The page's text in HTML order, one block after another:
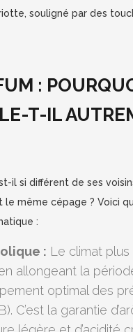
souligné par des
:
T-IL
il si différent de ses
le même cépage ? Voici
:
: Le climat
allongeant la
optimal des
C’est la garantie